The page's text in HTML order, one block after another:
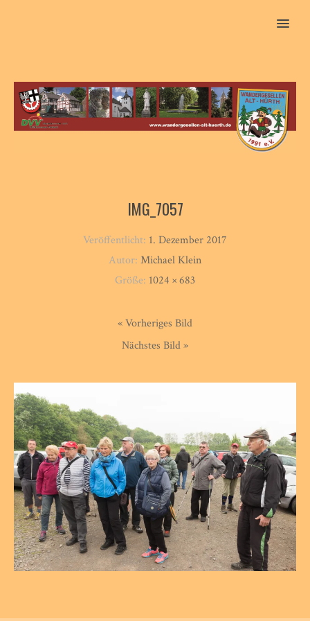
MENU
IMG_7057
Veröffentlicht: 1. Dezember 2017
Autor: Michael Klein
Größe: 1024 × 683
« Vorheriges Bild
Nächstes Bild »